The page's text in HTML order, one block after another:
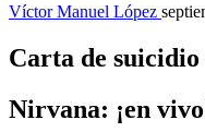
Víctor Manuel López
Carta de
Nirvana: ¡en